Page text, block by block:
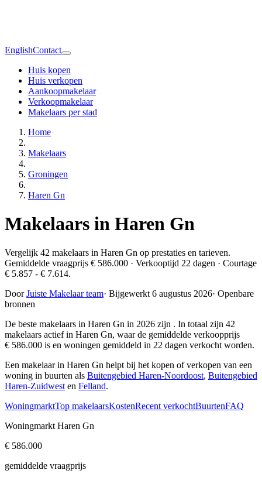
EnglishContact
Huis kopen
Huis verkopen
Aankoopmakelaar
Verkoopmakelaar
Makelaars per stad
Home
Makelaars
Groningen
Haren Gn
Makelaars in Haren Gn
Vergelijk 42 makelaars in Haren Gn op prestaties en tarieven.
Gemiddelde vraagprijs € 586.000 · Verkooptijd 22 dagen · Courtage
€ 5.857 - € 7.614.
DoorJuiste Makelaar team· Bijgewerkt 6 augustus 2026· Openbare
bronnen
De beste makelaars in Haren Gn in 2026 zijn . In totaal zijn 42
makelaars actief in Haren Gn, waar de gemiddelde verkoopprijs
€ 586.000 is en woningen gemiddeld in 22 dagen verkocht worden.
Een makelaar in Haren Gn helpt bij het kopen of verkopen van een
woning in buurten als Buitengebied Haren-Noordoost, Buitengebied
Haren-Zuidwest en Felland.
WoningmarktTop makelaarsKostenRecent verkochtBuurtenFAQ
Woningmarkt Haren Gn
€ 586.000
gemiddelde vraagprijs